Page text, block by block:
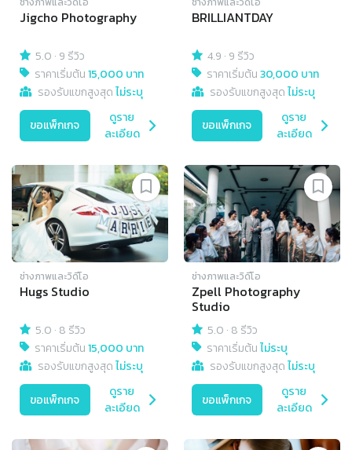
Jigcho Photography
5.0 · 9 รีวิว
ราคาเริ่มต้น15,000 บาท
รองรับแขกสูงสุดไม่ระบุ
ขอแพ็กเกจ
ดูราย
ละเอียด
BRILLIANTDAY
4.9 · 9 รีวิว
ราคาเริ่มต้น30,000 บาท
รองรับแขกสูงสุดไม่ระบุ
ขอแพ็กเกจ
ดูราย
ละเอียด
ช่างภาพและวิดีโอ
Hugs Studio
5.0 · 8 รีวิว
ราคาเริ่มต้น15,000 บาท
รองรับแขกสูงสุดไม่ระบุ
ขอแพ็กเกจ
ดูราย
ละเอียด
ช่างภาพและวิดีโอ
Zpell Photography
Studio
5.0 · 8 รีวิว
ราคาเริ่มต้นไม่ระบุ
รองรับแขกสูงสุดไม่ระบุ
ขอแพ็กเกจ
ดูราย
ละเอียด